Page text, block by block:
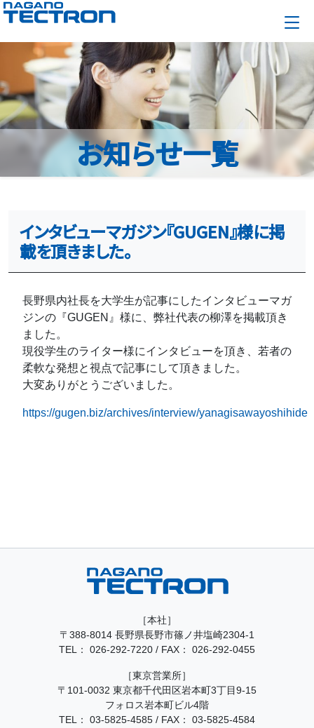
お知らせ一覧
インタビューマガジン『GUGEN』様に掲
載を頂きました。
長野県内社長を大学生が記事にしたインタビューマガ
ジンの『GUGEN』様に、弊社代表の柳澤を掲載頂き
ました。
現役学生のライター様にインタビューを頂き、若者の
柔軟な発想と視点で記事にして頂きました。
大変ありがとうございました。
https://gugen.biz/archives/interview/yanagisawayoshihide
［本社］
〒388-8014 長野県長野市篠ノ井塩崎2304-1
TEL： 026-292-7220 / FAX： 026-292-0455
［東京営業所］
〒101-0032 東京都千代田区岩本町3丁目9-15
フォロス岩本町ビル4階
TEL： 03-5825-4585 / FAX： 03-5825-4584